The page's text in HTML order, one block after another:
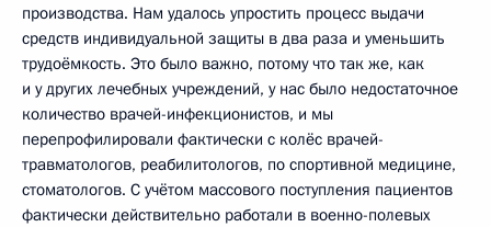
производства. Нам удалось упростить процесс выдачи
средств индивидуальной защиты в два раза и уменьшить
трудоёмкость. Это было важно, потому что так же, как
и у других лечебных учреждений, у нас было недостаточное
количество врачей-инфекционистов, и мы
перепрофилировали фактически с колёс врачей-
травматологов, реабилитологов, по спортивной медицине,
стоматологов. С учётом массового поступления пациентов
фактически действительно работали в военно-полевых